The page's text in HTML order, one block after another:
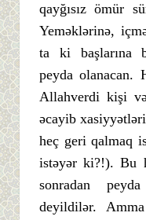
qayğısız ömür
Yeməklərinə,
ta ki başlarına
peyda olanacan.
Allahverdi kişi
əcayib
heç geri qalmaq
istəyər ki?!). Bu
sonradan
deyildilər.